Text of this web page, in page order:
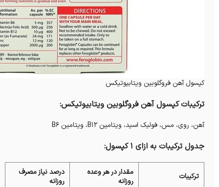
کپسول آهن فروگلوبین ویتابیوتیکس
ترکیبات کپسول آهن فروگلوبین ویتابیوتیکس:
آهن، روی، مس، فولیک اسید، ویتامین B12، ویتامین B6
جدول ترکیبات به ازای 1 کپسول:
ترکیبات
مقدار در هر وعده
روزانه
درصد نیاز مصرف
روزانه